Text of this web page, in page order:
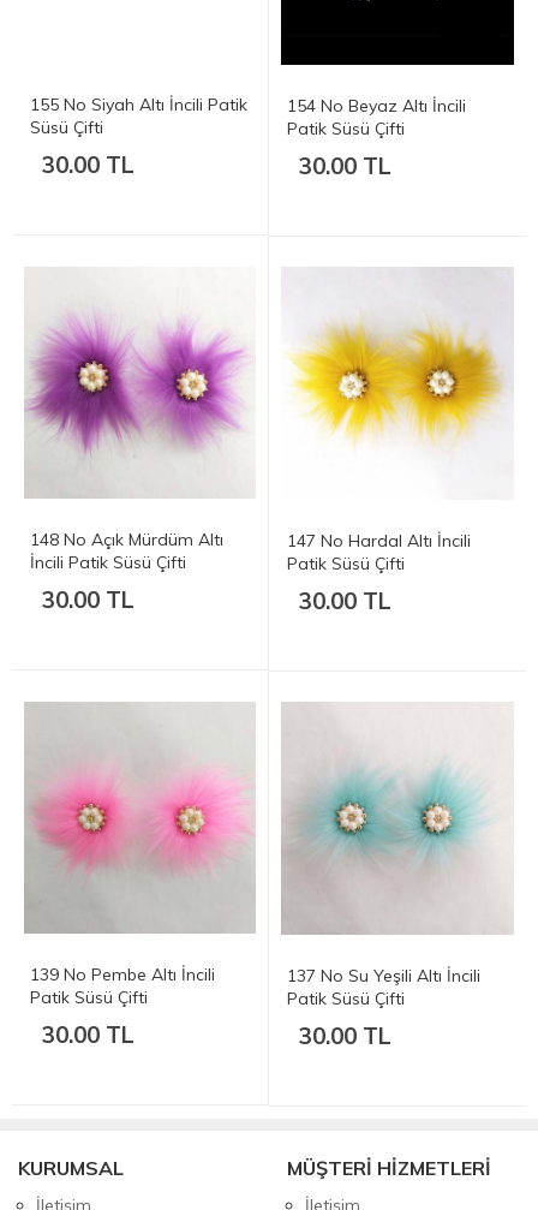
155 No Siyah Altı İncili Patik
Süsü Çifti
30.00 TL
154 No Beyaz Altı İncili
Patik Süsü Çifti
30.00 TL
148 No Açık Mürdüm Altı
İncili Patik Süsü Çifti
30.00 TL
147 No Hardal Altı İncili
Patik Süsü Çifti
30.00 TL
139 No Pembe Altı İncili
Patik Süsü Çifti
30.00 TL
137 No Su Yeşili Altı İncili
Patik Süsü Çifti
30.00 TL
KURUMSAL
İletişim
MÜŞTERİ HİZMETLERİ
İletişim